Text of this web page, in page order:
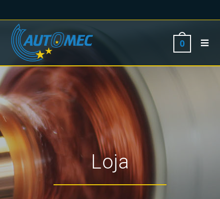
0
Loja